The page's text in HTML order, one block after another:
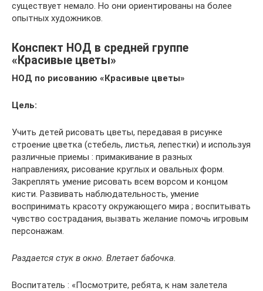
существует немало. Но они ориентированы на более
опытных художников.
Конспект НОД в средней группе
«Красивые цветы»
НОД по рисованию «Красивые цветы»
Цель:
Учить детей рисовать цветы, передавая в рисунке
строение цветка (стебель, листья, лепестки) и используя
различные приемы : примакивание в разных
направлениях, рисование круглых и овальных форм.
Закреплять умение рисовать всем ворсом и концом
кисти. Развивать наблюдательность, умение
воспринимать красоту окружающего мира ; воспитывать
чувство сострадания, вызвать желание помочь игровым
персонажам.
Раздается стук в окно. Влетает бабочка.
Воспитатель : «Посмотрите, ребята, к нам залетела